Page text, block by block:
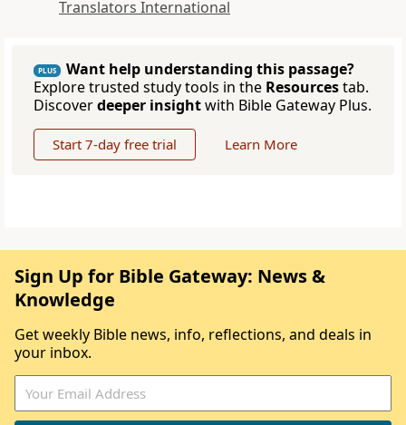
Translators International
PLUS
Want help understanding this passage?
Explore trusted study tools in the Resourcestab.
Discoverdeeper insightwith Bible Gateway Plus.
Start 7-day free trial Learn More
Sign Up for Bible Gateway: News &
Knowledge
Get weekly Bible news, info, reflections, and deals in
your inbox.